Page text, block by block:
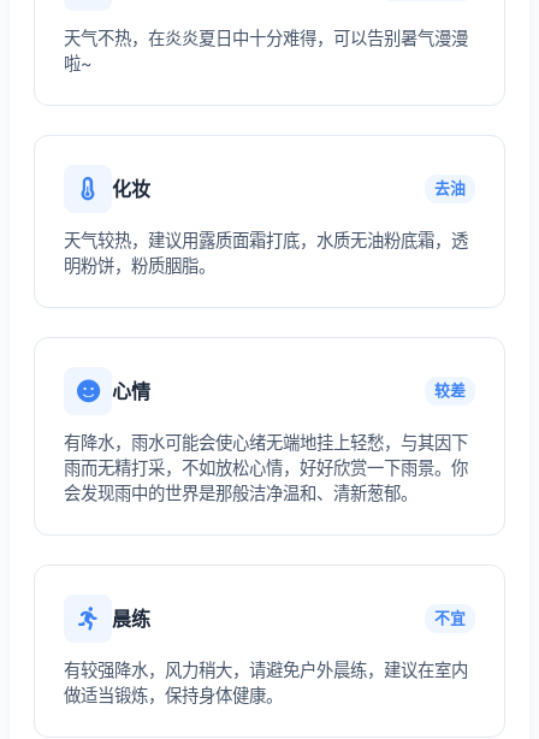
天气不热，在炎炎夏日中十分难得，可以告别暑气漫漫
啦~
化妆 去油
天气较热，建议用露质面霜打底，水质无油粉底霜，透
明粉饼，粉质胭脂。
心情 较差
有降水，雨水可能会使心绪无端地挂上轻愁，与其因下
雨而无精打采，不如放松心情，好好欣赏一下雨景。你
会发现雨中的世界是那般洁净温和、清新葱郁。
晨练 不宜
有较强降水，风力稍大，请避免户外晨练，建议在室内
做适当锻炼，保持身体健康。